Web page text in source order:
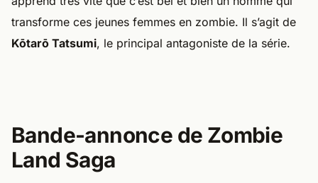
transforme ces jeunes femmes en zombie. Il s’agit de
Kōtarō Tatsumi, le principal antagoniste de la série.
Bande-annonce de Zombie
Land Saga